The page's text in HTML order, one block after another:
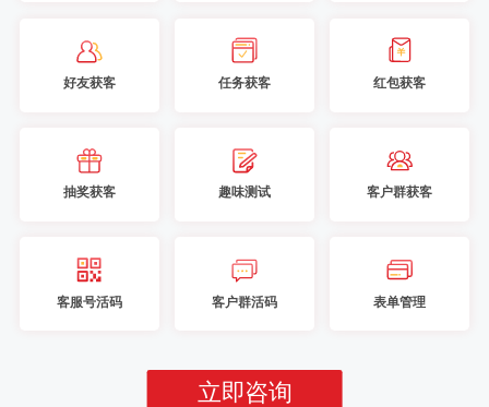
好友获客 任务获客 红包获客
抽奖获客 趣味测试 客户群获客
客服号活码 客户群活码 表单管理
立即咨询